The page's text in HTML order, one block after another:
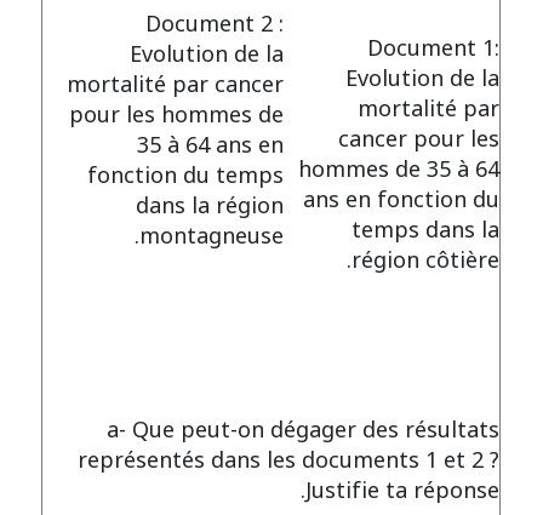
Document 1:
Evolution de la
mortalité par
cancer pour les
hommes de 35 à 64
ans en fonction du
temps dans la
région côtière.
Document 2 :
Evolution de la
mortalité par cancer
pour les hommes de
35 à 64 ans en
fonction du temps
dans la région
montagneuse.
a- Que peut-on dégager des résultats
représentés dans les documents 1 et 2 ?
Justifie ta réponse.